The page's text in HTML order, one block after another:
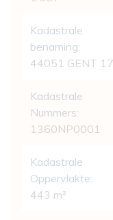
Kadastrale
benaming:
44051 GENT
Kadastrale
Nummers:
1360NP0001
Kadastrale
Oppervlakte:
443 m²